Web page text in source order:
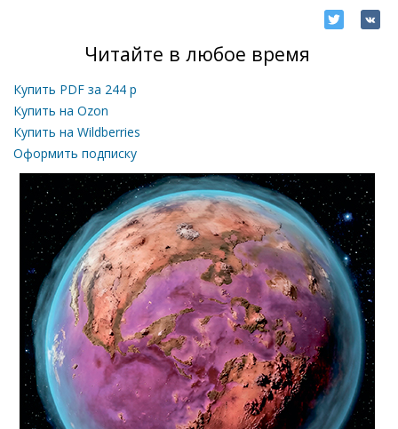
Читайте в любое время
Купить PDF за 244 р
Купить на Ozon
Купить на Wildberries
Оформить подписку